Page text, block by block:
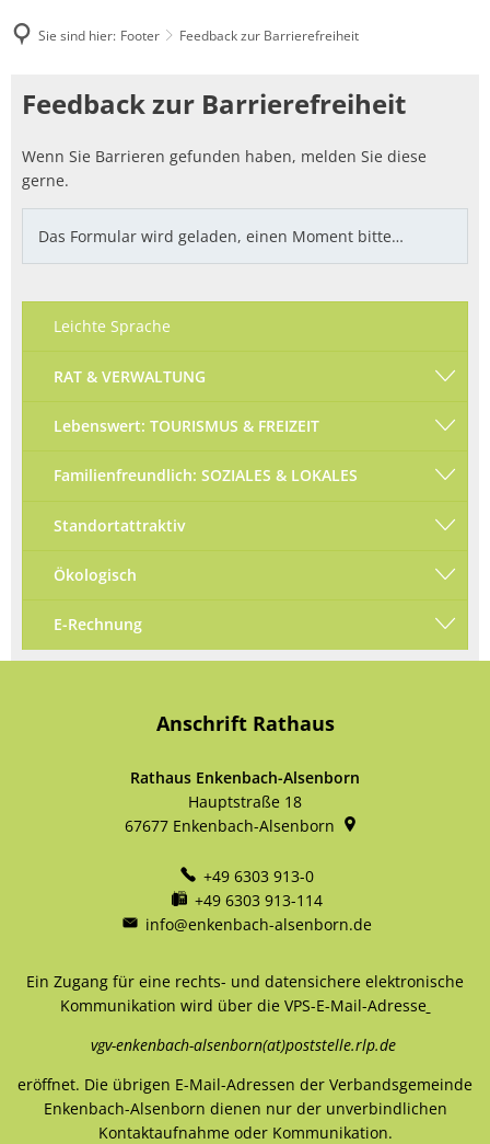
Sie sind hier: Footer Feedback zur Barrierefreiheit
Feedback
Barrierefreiheit
Feedback zur Barrierefreiheit
Wenn Sie Barrieren gefunden haben, melden Sie diese
gerne.
Das Formular wird geladen, einen Moment bitte…
Leichte Sprache
RAT & VERWALTUNG
Lebenswert: TOURISMUS & FREIZEIT
Familienfreundlich: SOZIALES & LOKALES
Standortattraktiv
Ökologisch
E-Rechnung
Anschrift Rathaus
Rathaus Enkenbach-Alsenborn
Hauptstraße 18
67677 Enkenbach-Alsenborn
+49 6303 913-0
+49 6303 913-114
info@enkenbach-alsenborn.de
Ein Zugang für eine rechts- und datensichere elektronische
Kommunikation wird über die VPS-E-Mail-Adresse
vgv-enkenbach-alsenborn(at)poststelle.rlp.de
eröffnet. Die übrigen E-Mail-Adressen der Verbandsgemeinde
Enkenbach-Alsenborn dienen nur der unverbindlichen
Kontaktaufnahme oder Kommunikation.